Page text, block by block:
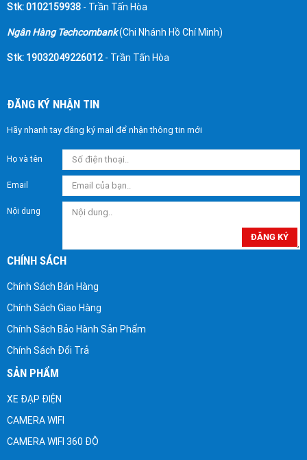
Stk: 0102159938 - Trần Tấn Hòa
Ngân Hàng Techcombank(Chi Nhánh Hồ Chí Minh)
Stk: 19032049226012- Trần Tấn Hòa
ĐĂNG KÝ NHẬN TIN
Hãy nhanh tay đăng ký mail để nhận thông tin mới
Họ và tên
Email
Nội dung
ĐĂNG KÝ
CHÍNH SÁCH
Chính Sách Bán Hàng
Chính Sách Giao Hàng
Chính Sách Bảo Hành Sản Phẩm
Chính Sách Đổi Trả
SẢN PHẨM
XE ĐẠP ĐIỆN
CAMERA WIFI
CAMERA WIFI 360 ĐỘ